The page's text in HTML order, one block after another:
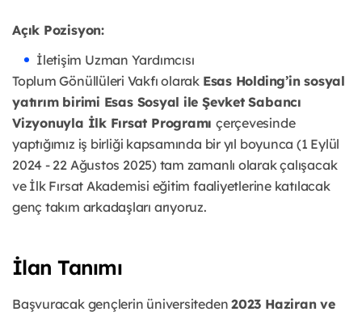
Açık Pozisyon:
İletişim Uzman Yardımcısı
Toplum Gönüllüleri Vakfı olarak Esas Holding’in sosyal
yatırım birimi Esas Sosyal ile Şevket Sabancı
Vizyonuyla İlk Fırsat Programıçerçevesinde
yaptığımız iş birliği kapsamında bir yıl boyunca (1 Eylül
2024 - 22 Ağustos 2025) tam zamanlı olarak çalışacak
ve İlk Fırsat Akademisi eğitim faaliyetlerine katılacak
genç takım arkadaşları arıyoruz.
İlan Tanımı
Başvuracak gençlerin üniversiteden2023 Haziran ve